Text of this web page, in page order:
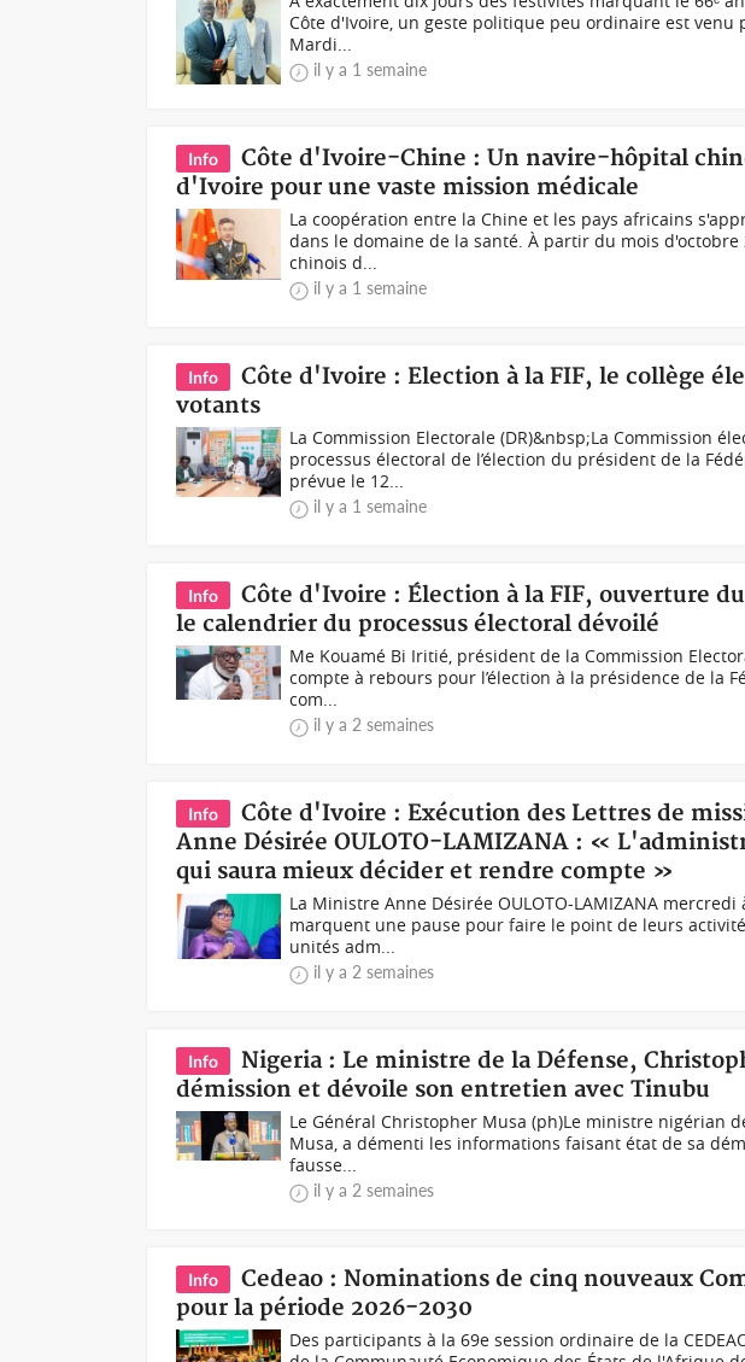
Côte d'Ivoire, un geste politique peu ordinaire est venu
Mardi...
il y a 1 semaine
Info
Côte d'Ivoire-Chine : Un navire-hôpital
d'Ivoire pour une vaste mission médicale
La coopération entre la Chine et les pays africains
dans le domaine de la santé. À partir du mois
chinois d...
il y a 1 semaine
Info
Côte d'Ivoire : Election à la FIF, le collège
votants
La Commission Electorale (DR)&nbsp;La Commission
processus électoral de l’élection du président de la
prévue le 12...
il y a 1 semaine
Info
Côte d'Ivoire : Élection à la FIF, ouverture
le calendrier du processus électoral dévoilé
Me Kouamé Bi Iritié, président de la Commission
compte à rebours pour l’élection à la présidence de la
com...
il y a 2 semaines
Info
Côte d'Ivoire : Exécution des Lettres de
Anne Désirée OULOTO-LAMIZANA : «
qui saura mieux décider et rendre compte »
La Ministre Anne Désirée OULOTO-LAMIZANA mercredi
marquent une pause pour faire le point de leurs
unités adm...
il y a 2 semaines
Info
Nigeria : Le ministre de la Défense,
démission et dévoile son entretien avec Tinubu
Le Général Christopher Musa (ph)Le ministre nigérian
Musa, a démenti les informations faisant état de sa
fausse...
il y a 2 semaines
Info
Cedeao : Nominations de cinq nouveaux
pour la période 2026-2030
Des participants à la 69e session ordinaire de la